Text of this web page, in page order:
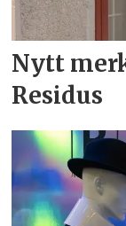
Nytt
Residus